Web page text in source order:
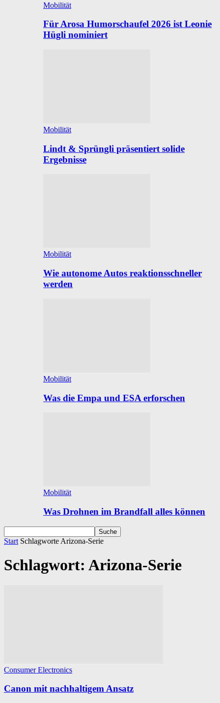
Mobilität
Für Arosa Humorschaufel 2026 ist Leonie
Hügli nominiert
Mobilität
Lindt & Sprüngli präsentiert solide
Ergebnisse
Mobilität
Wie autonome Autos reaktionsschneller
werden
Mobilität
Was die Empa und ESA erforschen
Mobilität
Was Drohnen im Brandfall alles können
Start Schlagworte Arizona-Serie
Schlagwort: Arizona-Serie
Consumer Electronics
Canon mit nachhaltigem Ansatz